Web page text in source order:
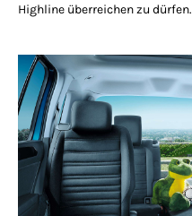
Highline überreichen zu dürfen.